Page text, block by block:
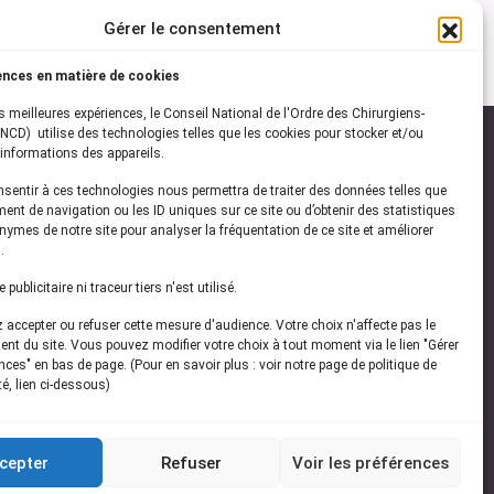
Gérer le consentement
en matière de cookies
meilleures expériences, le Conseil National de l'Ordre des Chirurgiens-
utilise des technologies telles que les cookies pour stocker et/ou
des appareils.
à ces technologies nous permettra de traiter des données telles que
de navigation ou les ID uniques sur ce site ou d’obtenir des statistiques
de notre site pour analyser la fréquentation de ce site et améliorer
publicitaire ni traceur tiers n'est utilisé.
accepter ou refuser cette mesure d'audience. Votre choix n'affecte pas le
du site. Vous pouvez modifier votre choix à tout moment via le lien "Gérer
en bas de page. (Pour en savoir plus : voir notre page de politique de
lien ci-dessous)
Refuser Voir les préférences
vous à notrenewsletter
les dernières actualités de l'ONCD